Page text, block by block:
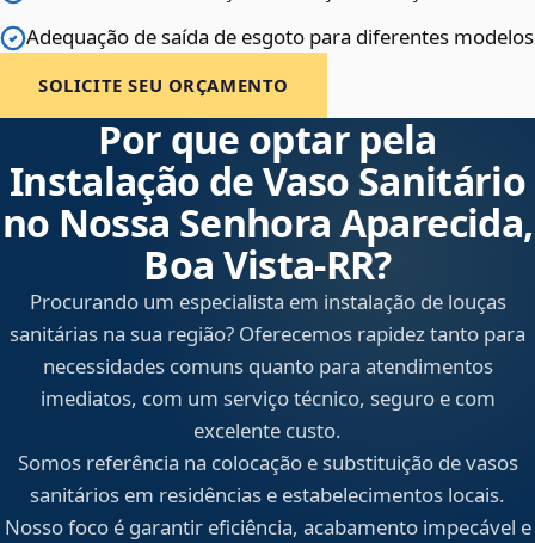
Adequação de saída de esgoto para diferentes modelos
SOLICITE SEU ORÇAMENTO
Por que optar pela
Instalação de Vaso Sanitário
no Nossa Senhora Aparecida,
Boa Vista‑RR?
Procurando um especialista em instalação de louças
sanitárias na sua região? Oferecemos rapidez tanto para
necessidades comuns quanto para atendimentos
imediatos, com um serviço técnico, seguro e com
excelente custo.
Somos referência na colocação e substituição de vasos
sanitários em residências e estabelecimentos locais.
Nosso foco é garantir eficiência, acabamento impecável e